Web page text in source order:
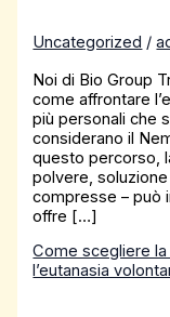
Uncategorized /
Noi di Bio Group
come affrontare
più personali che
considerano il
questo percorso,
polvere,
compresse – può
offre […]
Come scegliere
l’eutanasia